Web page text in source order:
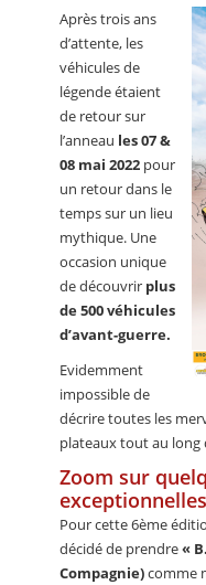
Après trois ans
d’attente, les
véhicules de
légende étaient
de retour sur
l’anneau les 07 &
08 mai 2022 pour
un retour dans le
temps sur un lieu
mythique. Une
occasion unique
de découvrir plus
de 500 véhicules
d’avant-guerre.
Evidemment
impossible de
décrire toutes les
plateaux tout au long
Zoom sur
Pour cette 6ème
décidé de prendre«
Compagnie)comme